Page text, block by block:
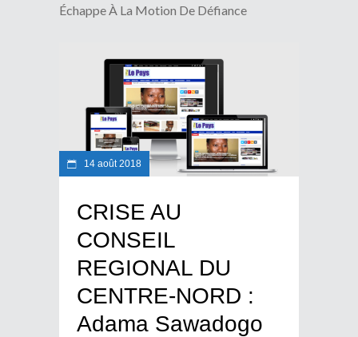
Échappe À La Motion De Défiance
14 août 2018
CRISE AU
CONSEIL
REGIONAL DU
CENTRE-NORD :
Adama Sawadogo